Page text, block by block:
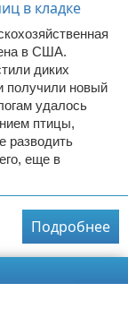
в США.
диких
получили новый
удалось
птицы,
разводить
еще в
Подробнее